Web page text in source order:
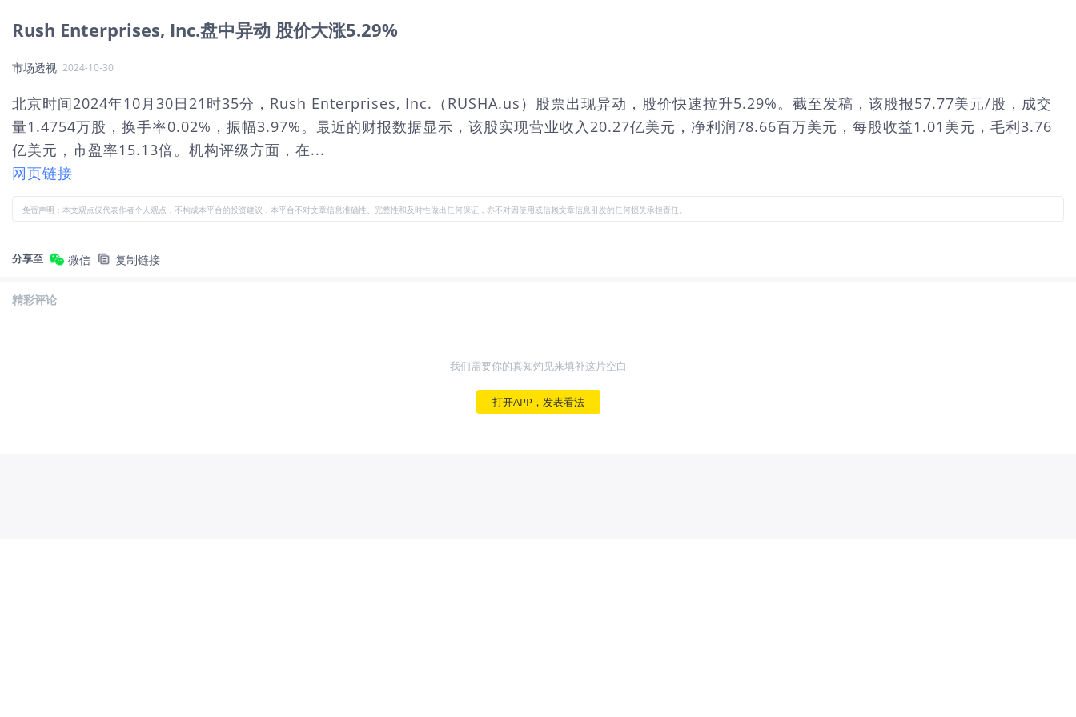
Rush Enterprises, Inc.盘中异动 股价大涨5.29%
市场透视 2024-10-30
北京时间2024年10月30日21时35分，Rush Enterprises, Inc.（RUSHA.us）股票出现异动，股价快速拉升5.29%。截至发稿，该股报57.77美元/股，成交
量1.4754万股，换手率0.02%，振幅3.97%。最近的财报数据显示，该股实现营业收入20.27亿美元，净利润78.66百万美元，每股收益1.01美元，毛利3.76
亿美元，市盈率15.13倍。机构评级方面，在...
网页链接
免责声明：本文观点仅代表作者个人观点，不构成本平台的投资建议，本平台不对文章信息准确性、完整性和及时性做出任何保证，亦不对因使用或信赖文章信息引发的任何损失承担责任。
分享至 微信 复制链接
精彩评论
我们需要你的真知灼见来填补这片空白
打开APP，发表看法